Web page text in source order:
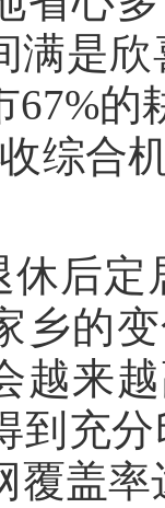
满是
67%的
综合
休后
乡的
越来
到充
覆盖率